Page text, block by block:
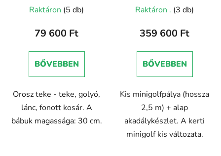
Raktáron (5 db)
79 600 Ft
BŐVEBBEN
Orosz teke - teke, golyó,
lánc, fonott kosár. A
bábuk magassága: 30 cm.
Raktáron . (3 db)
359 600 Ft
BŐVEBBEN
Kis minigolfpálya (hossza
2,5 m) + alap
akadálykészlet. A kerti
minigolf kis változata.